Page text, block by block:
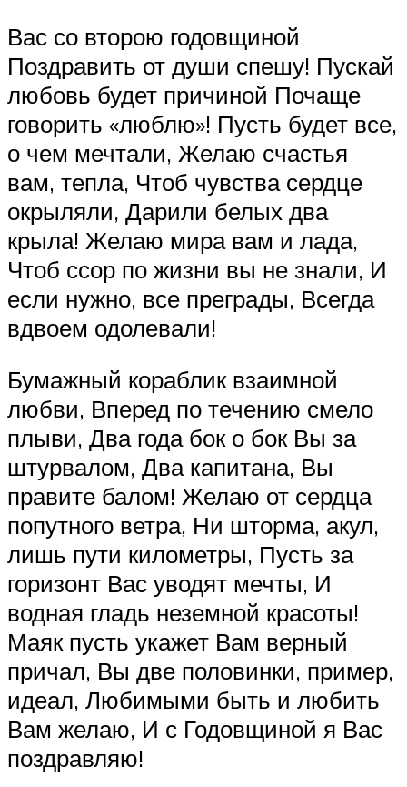
Вас со второю годовщиной
Поздравить от души спешу! Пускай
любовь будет причиной Почаще
говорить «люблю»! Пусть будет все,
о чем мечтали, Желаю счастья
вам, тепла, Чтоб чувства сердце
окрыляли, Дарили белых два
крыла! Желаю мира вам и лада,
Чтоб ссор по жизни вы не знали, И
если нужно, все преграды, Всегда
вдвоем одолевали!
Бумажный кораблик взаимной
любви, Вперед по течению смело
плыви, Два года бок о бок Вы за
штурвалом, Два капитана, Вы
правите балом! Желаю от сердца
попутного ветра, Ни шторма, акул,
лишь пути километры, Пусть за
горизонт Вас уводят мечты, И
водная гладь неземной красоты!
Маяк пусть укажет Вам верный
причал, Вы две половинки, пример,
идеал, Любимыми быть и любить
Вам желаю, И с Годовщиной я Вас
поздравляю!